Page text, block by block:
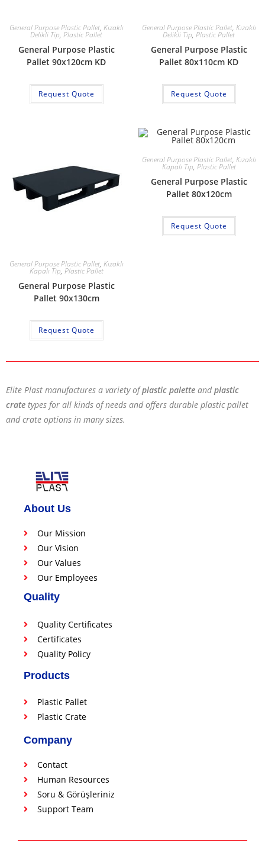
General Purpose Plastic Pallet, Kızaklı
Delikli Tip, Plastic Pallet
General Purpose Plastic
Pallet 90x120cm KD
Request Quote
General Purpose Plastic Pallet, Kızaklı
Delikli Tip, Plastic Pallet
General Purpose Plastic
Pallet 80x110cm KD
Request Quote
General Purpose Plastic Pallet, Kızaklı
Kapalı Tip, Plastic Pallet
General Purpose Plastic
Pallet 90x130cm
Request Quote
General Purpose Plastic Pallet, Kızaklı
Kapalı Tip, Plastic Pallet
General Purpose Plastic
Pallet 80x120cm
Request Quote
Elite Plast manufactures a variety ofplastic palette andplastic
crate types for all kinds of needs and offers durable plastic pallet
and crate options in many sizes.
About Us
Our Mission
Our Vision
Our Values
Our Employees
Quality
Quality Certificates
Certificates
Quality Policy
Products
Plastic Pallet
Plastic Crate
Company
Contact
Human Resources
Soru & Görüşleriniz
Support Team